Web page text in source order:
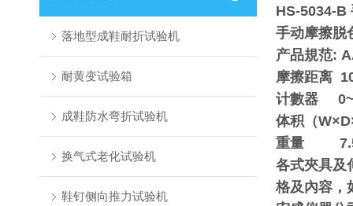
落地型成鞋耐折试验机
耐黄变试验箱
成鞋防水弯折试验机
换气式老化试验机
鞋钉侧向推力试验机
HS-5034-B
手动摩擦脱
产品規范:
摩擦距离
计數器
体积（
重量
各式夾具及
格及內容，